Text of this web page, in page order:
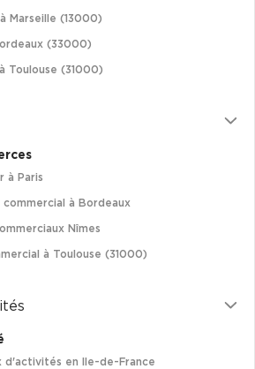
sur-Seine
Ouen
Billancourt
Marseille (13000)
(33000)
Toulouse (31000)
à Paris
à Bordeaux
Nîmes
à Toulouse (31000)
d'activités en Ile-de-France